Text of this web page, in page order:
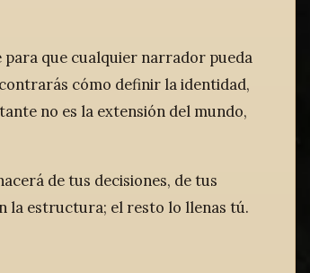
para que cualquier narrador pueda
cómo definir la identidad,
no es la extensión del mundo,
de tus decisiones, de tus
la estructura; el resto lo llenas tú.